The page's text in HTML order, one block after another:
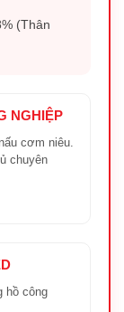
(Thân
NGHIỆP
cơm niêu.
chuyên
hồ công